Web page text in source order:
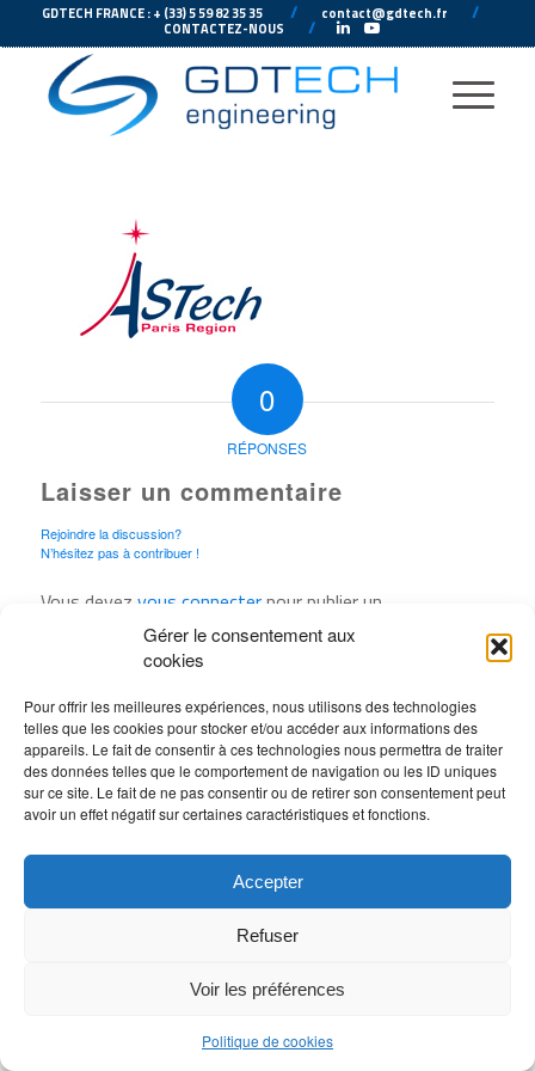
Gérer le consentement aux
cookies
Pour offrir les meilleures expériences, nous utilisons des technologies
telles que les cookies pour stocker et/ou accéder aux informations des
appareils. Le fait de consentir à ces technologies nous permettra de traiter
des données telles que le comportement de navigation ou les ID uniques
sur ce site. Le fait de ne pas consentir ou de retirer son consentement peut
avoir un effet négatif sur certaines caractéristiques et fonctions.
Accepter
Refuser
Voir les préférences
Politique de cookies
GDTECH FRANCE : + (33) 5 59 82 35 35 //--- contact@gdtech.fr //--
CONTACTEZ-NOUS ---// ---
0
RÉPONSES
Laisser un commentaire
Rejoindre la discussion?
N’hésitez pas à contribuer !
Vous devez vous connecterpour publier un
commentaire.